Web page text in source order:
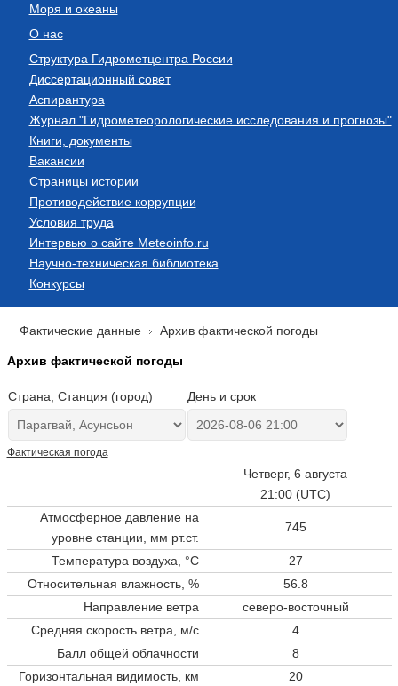
Моря и океаны
О нас
Структура Гидрометцентра России
Диссертационный совет
Аспирантура
Журнал "Гидрометеорологические исследования и прогнозы"
Книги, документы
Вакансии
Страницы истории
Противодействие коррупции
Условия труда
Интервью о сайте Meteoinfo.ru
Научно-техническая библиотека
Конкурсы
Фактические данные Архив фактической погоды
Архив фактической погоды
Страна, Станция (город) День и срок
Фактическая погода
Четверг, 6 августа
21:00 (UTC)
Атмосферное давление на
уровне станции, мм рт.ст.
745
Температура воздуха, °C
27
Относительная влажность, %
56.8
Направление ветра
северо-восточный
Средняя скорость ветра, м/с
4
Балл общей облачности
8
Горизонтальная видимость, км
20